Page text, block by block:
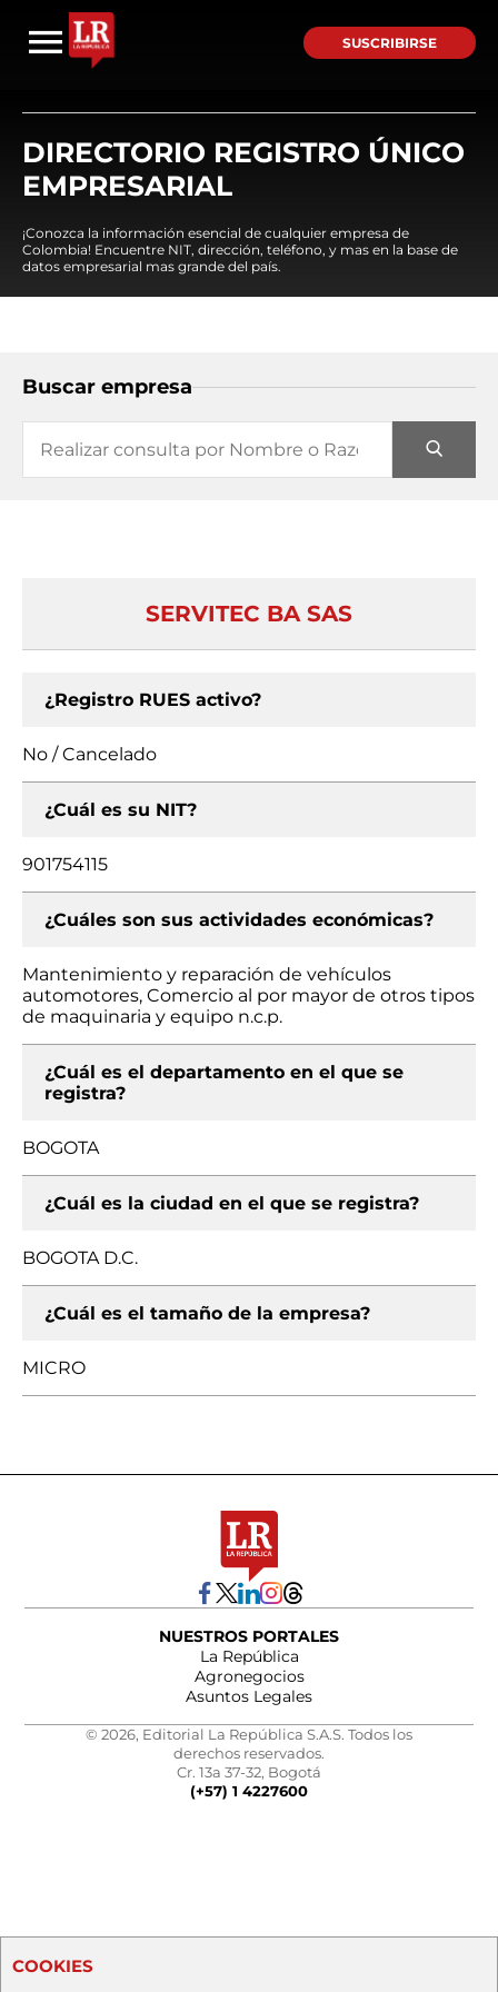
SUSCRIBIRSE
DIRECTORIO REGISTRO ÚNICO
EMPRESARIAL
¡Conozca la información esencial de cualquier empresa de
Colombia! Encuentre NIT, dirección, teléfono, y mas en la base de
datos empresarial mas grande del país.
Buscar empresa
SERVITEC BA SAS
¿Registro RUES activo?
No / Cancelado
¿Cuál es su NIT?
901754115
¿Cuáles son sus actividades económicas?
Mantenimiento y reparación de vehículos
automotores, Comercio al por mayor de otros tipos
de maquinaria y equipo n.c.p.
¿Cuál es el departamento en el que se
registra?
BOGOTA
¿Cuál es la ciudad en el que se registra?
BOGOTA D.C.
¿Cuál es el tamaño de la empresa?
MICRO
NUESTROS PORTALES
La República
Agronegocios
Asuntos Legales
© 2026, Editorial La República S.A.S. Todos los
derechos reservados.
Cr. 13a 37-32, Bogotá
(+57) 1 4227600
COOKIES